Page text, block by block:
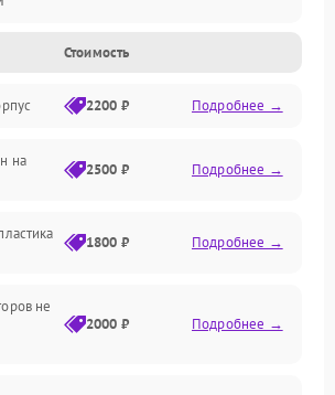
обеспечения
Стоимость
2200 ₽ Подробнее →
на
2500 ₽ Подробнее →
1800 ₽ Подробнее →
не
2000 ₽ Подробнее →